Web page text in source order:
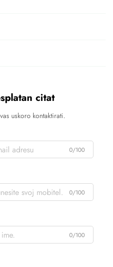
citat
uskoro kontaktirati.
0/100
0/100
0/100